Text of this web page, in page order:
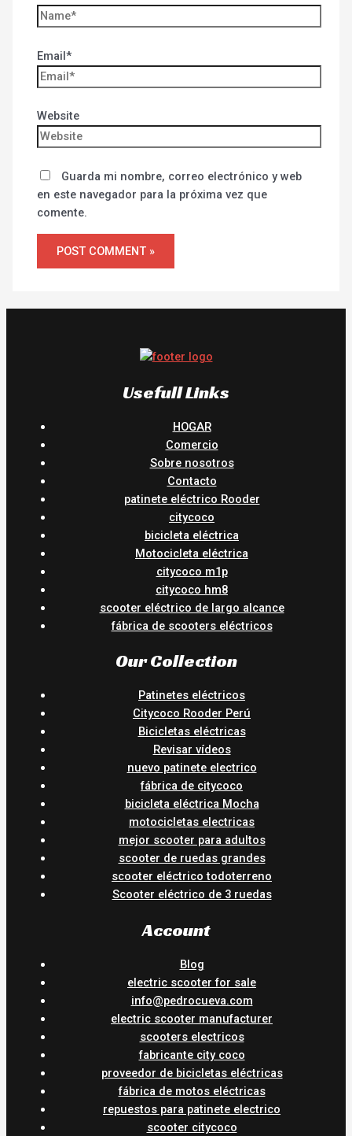
Email*
Website
Guarda mi nombre, correo electrónico y web
en este navegador para la próxima vez que
comente.
Usefull Links
HOGAR
Comercio
Sobre nosotros
Contacto
patinete eléctrico Rooder
citycoco
bicicleta eléctrica
Motocicleta eléctrica
citycoco m1p
citycoco hm8
scooter eléctrico de largo alcance
fábrica de scooters eléctricos
Our Collection
Patinetes eléctricos
Citycoco Rooder Perú
Bicicletas eléctricas
Revisar vídeos
nuevo patinete electrico
fábrica de citycoco
bicicleta eléctrica Mocha
motocicletas electricas
mejor scooter para adultos
scooter de ruedas grandes
scooter eléctrico todoterreno
Scooter eléctrico de 3 ruedas
Account
Blog
electric scooter for sale
info@pedrocueva.com
electric scooter manufacturer
scooters electricos
fabricante city coco
proveedor de bicicletas eléctricas
fábrica de motos eléctricas
repuestos para patinete electrico
scooter citycoco